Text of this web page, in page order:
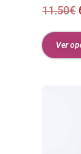
11.50€
Ver